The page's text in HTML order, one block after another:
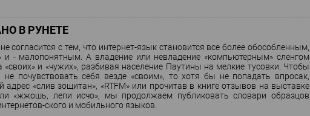
В РУНЕТЕ
согласится с тем, что интернет-язык становится все более обособленным,
и - малопонятным. А владение или невладение «компьютерным» сленгом
«своих» и «чужих», разбивая население Паутины на мелкие тусовки. Чтобы
почувствовать себя везде «своим», то хотя бы не попадать впросак,
адрес «слив зощитан», «RTFM» или прочитав в книге отзывов на выставке
«жжошь, лепи исчо», мы продолжаем публиковать словари образцов
ского и мобильного языков.